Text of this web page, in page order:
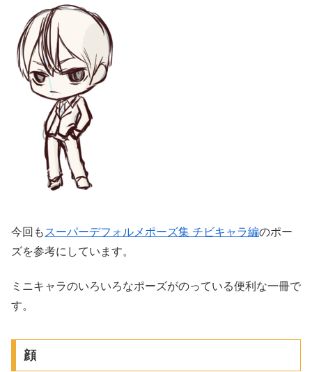
今回も スーパーデフォルメポーズ集 チビキャラ編のポー
ズを参考にしています。
ミニキャラのいろいろなポーズがのっている便利な一冊で
す。
顔